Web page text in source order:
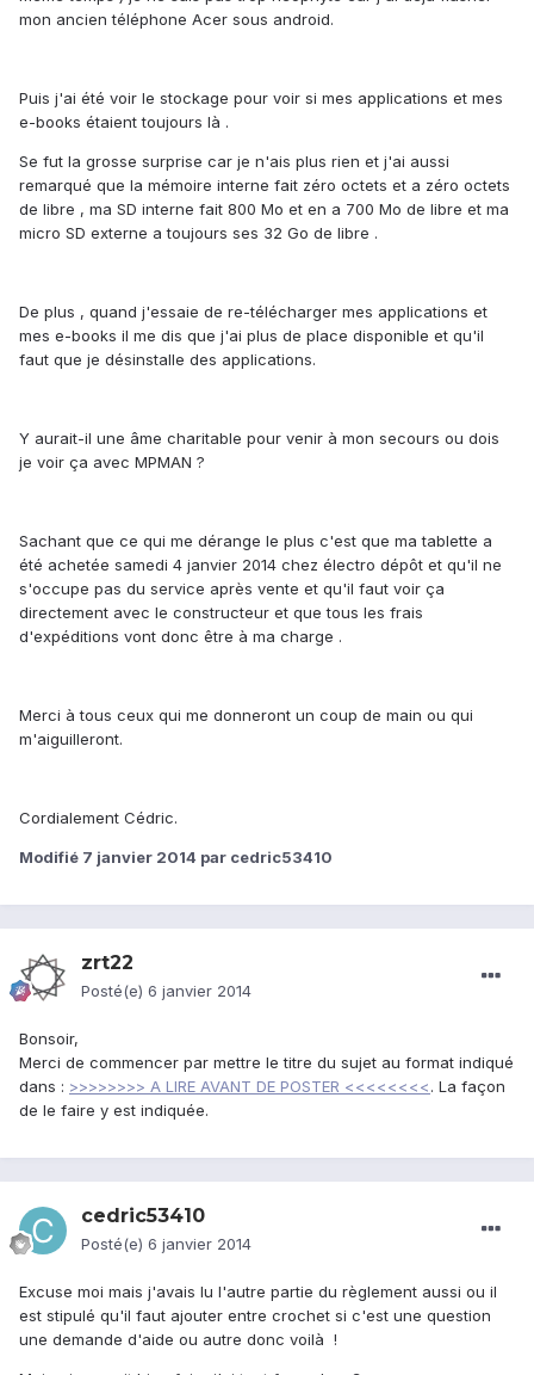
mon ancien téléphone Acer sous android.
Puis j'ai été voir le stockage pour voir si mes applications et mes
e-books étaient toujours là .
Se fut la grosse surprise car je n'ais plus rien et j'ai aussi
remarqué que la mémoire interne fait zéro octets et a zéro octets
de libre , ma SD interne fait 800 Mo et en a 700 Mo de libre et ma
micro SD externe a toujours ses 32 Go de libre .
De plus , quand j'essaie de re-télécharger mes applications et
mes e-books il me dis que j'ai plus de place disponible et qu'il
faut que je désinstalle des applications.
Y aurait-il une âme charitable pour venir à mon secours ou dois
je voir ça avec MPMAN ?
Sachant que ce qui me dérange le plus c'est que ma tablette a
été achetée samedi 4 janvier 2014 chez électro dépôt et qu'il ne
s'occupe pas du service après vente et qu'il faut voir ça
directement avec le constructeur et que tous les frais
d'expéditions vont donc être à ma charge .
Merci à tous ceux qui me donneront un coup de main ou qui
m'aiguilleront.
Cordialement Cédric.
Modifié 7 janvier 2014 par cedric53410
zrt22
Posté(e) 6 janvier 2014
Bonsoir,
Merci de commencer par mettre le titre du sujet au format indiqué
dans : >>>>>>>> A LIRE AVANT DE POSTER <<<<<<<<. La façon
de le faire y est indiquée.
cedric53410
Posté(e) 6 janvier 2014
Excuse moi mais j'avais lu l'autre partie du règlement aussi ou il
est stipulé qu'il faut ajouter entre crochet si c'est une question
une demande d'aide ou autre donc voilà !